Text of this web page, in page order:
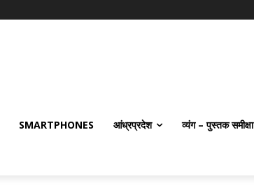
SMARTPHONES आंध्रप्रदेश व्यंग – पुस्तक समीक्षा